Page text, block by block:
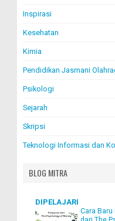
Inspirasi
Kesehatan
Kimia
Pendidikan Jasmani
Psikologi
Sejarah
Skripsi
Teknologi Informasi dan
BLOG MITRA
DIPELAJARI
Cara Baru